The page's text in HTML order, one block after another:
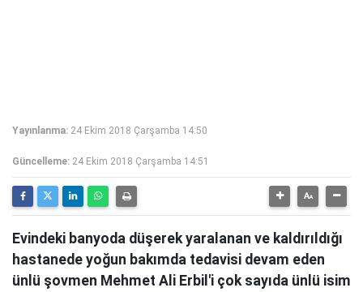
Yayınlanma: 24 Ekim 2018 Çarşamba 14:50
Güncelleme: 24 Ekim 2018 Çarşamba 14:51
Evindeki banyoda düşerek yaralanan ve kaldırıldığı
hastanede yoğun bakımda tedavisi devam eden
ünlü şovmen Mehmet Ali Erbil'i çok sayıda ünlü isim